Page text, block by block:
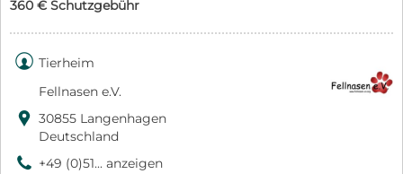
360 € Schutzgebühr
 Tierheim
Fellnasen e.V.
 30855 Langenhagen
Deutschland
9 +49 (0)51... anzeigen